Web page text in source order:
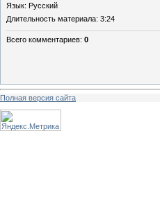
Язык: Русский
Длительность материала: 3:24
Всего комментариев: 0
Полная версия сайта